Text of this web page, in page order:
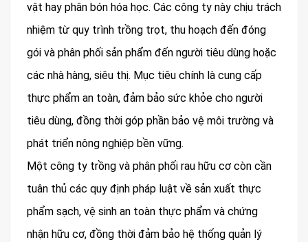
vật hay phân bón hóa học. Các công ty này chịu trách
nhiệm từ quy trình trồng trọt, thu hoạch đến đóng
gói và phân phối sản phẩm đến người tiêu dùng hoặc
các nhà hàng, siêu thị. Mục tiêu chính là cung cấp
thực phẩm an toàn, đảm bảo sức khỏe cho người
tiêu dùng, đồng thời góp phần bảo vệ môi trường và
phát triển nông nghiệp bền vững.
Một công ty trồng và phân phối rau hữu cơ còn cần
tuân thủ các quy định pháp luật về sản xuất thực
phẩm sạch, vệ sinh an toàn thực phẩm và chứng
nhận hữu cơ, đồng thời đảm bảo hệ thống quản lý